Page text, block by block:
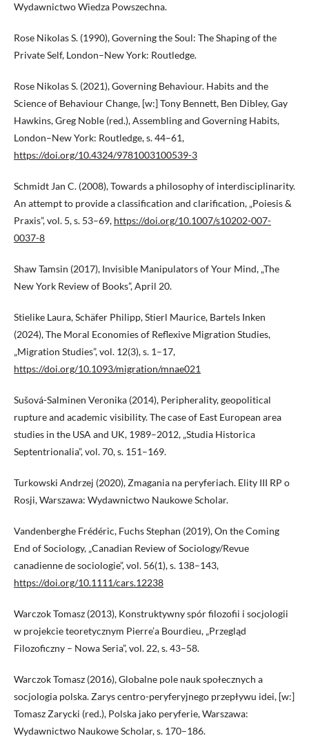
Wydawnictwo Wiedza Powszechna.
Rose Nikolas S. (1990), Governing the Soul: The Shaping of the
Private Self, London–New York: Routledge.
Rose Nikolas S. (2021), Governing Behaviour. Habits and the
Science of Behaviour Change, [w:] Tony Bennett, Ben Dibley, Gay
Hawkins, Greg Noble (red.), Assembling and Governing Habits,
London–New York: Routledge, s. 44–61,
https://doi.org/10.4324/9781003100539-3
Schmidt Jan C. (2008), Towards a philosophy of interdisciplinarity.
An attempt to provide a classification and clarification, „Poiesis &
Praxis”, vol. 5, s. 53–69, https://doi.org/10.1007/s10202-007-
0037-8
Shaw Tamsin (2017), Invisible Manipulators of Your Mind, „The
New York Review of Books”, April 20.
Stielike Laura, Schäfer Philipp, Stierl Maurice, Bartels Inken
(2024), The Moral Economies of Reflexive Migration Studies,
„Migration Studies”, vol. 12(3), s. 1–17,
https://doi.org/10.1093/migration/mnae021
Sušová-Salminen Veronika (2014), Peripherality, geopolitical
rupture and academic visibility. The case of East European area
studies in the USA and UK, 1989–2012, „Studia Historica
Septentrionalia”, vol. 70, s. 151–169.
Turkowski Andrzej (2020), Zmagania na peryferiach. Elity III RP o
Rosji, Warszawa: Wydawnictwo Naukowe Scholar.
Vandenberghe Frédéric, Fuchs Stephan (2019), On the Coming
End of Sociology, „Canadian Review of Sociology/Revue
canadienne de sociologie”, vol. 56(1), s. 138–143,
https://doi.org/10.1111/cars.12238
Warczok Tomasz (2013), Konstruktywny spór filozofii i socjologii
w projekcie teoretycznym Pierre’a Bourdieu, „Przegląd
Filozoficzny – Nowa Seria”, vol. 22, s. 43–58.
Warczok Tomasz (2016), Globalne pole nauk społecznych a
socjologia polska. Zarys centro-peryferyjnego przepływu idei, [w:]
Tomasz Zarycki (red.), Polska jako peryferie, Warszawa:
Wydawnictwo Naukowe Scholar, s. 170–186.